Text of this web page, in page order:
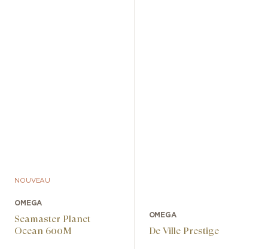
NOUVEAU
OMEGA
Seamaster Planet
Ocean 600M
OMEGA
De Ville Prestige